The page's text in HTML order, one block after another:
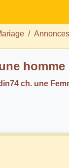
ch. une